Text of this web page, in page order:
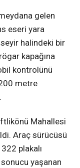
gelen
eseri yara
halindeki bir
kapağına
kontrolünü
metre
Mahallesi
Araç sürücüsü
plakalı
yaşanan